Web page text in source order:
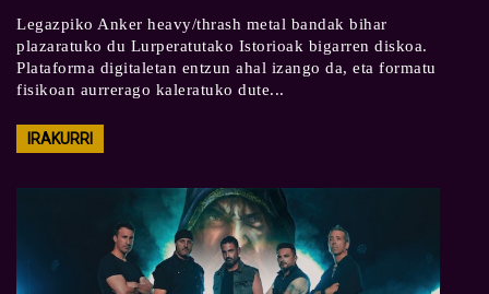
Legazpiko Anker heavy/thrash metal bandak bihar
plazaratuko du Lurperatutako Istorioak bigarren diskoa.
Plataforma digitaletan entzun ahal izango da, eta formatu
fisikoan aurrerago kaleratuko dute...
IRAKURRI